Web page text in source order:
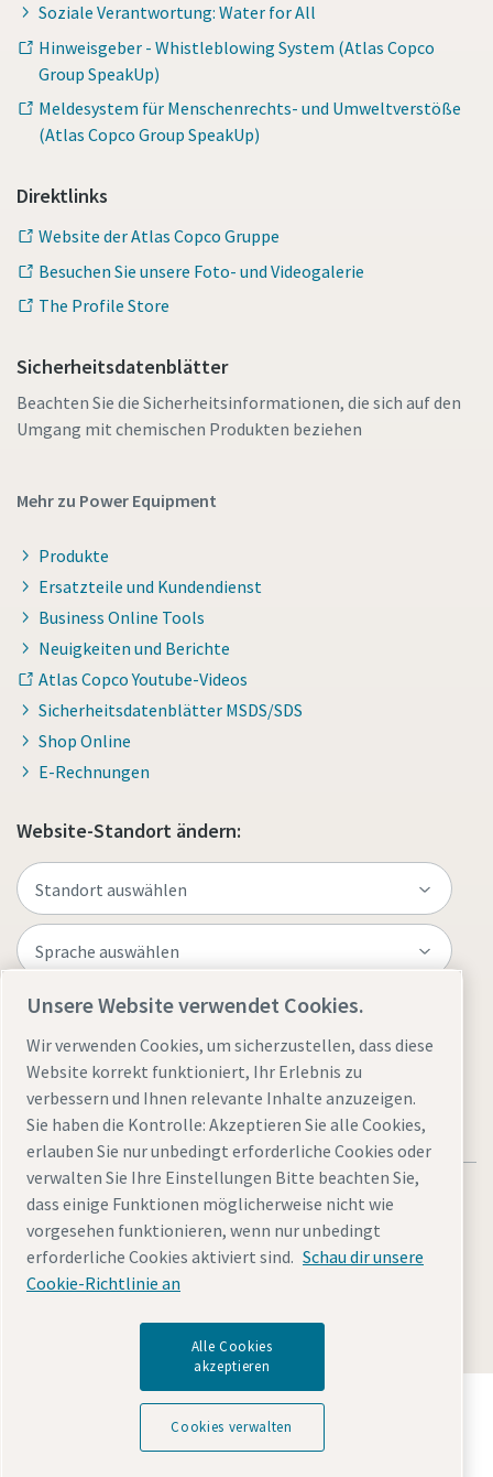
Soziale Verantwortung: Water for All
Hinweisgeber - Whistleblowing System (Atlas Copco
Group SpeakUp)
Meldesystem für Menschenrechts- und Umweltverstöße
(Atlas Copco Group SpeakUp)
Direktlinks
Website der Atlas Copco Gruppe
Besuchen Sie unsere Foto- und Videogalerie
The Profile Store
Sicherheitsdatenblätter
Beachten Sie die Sicherheitsinformationen, die sich auf den
Umgang mit chemischen Produkten beziehen
Mehr zu Power Equipment
Produkte
Ersatzteile und Kundendienst
Business Online Tools
Neuigkeiten und Berichte
Atlas Copco Youtube-Videos
Sicherheitsdatenblätter MSDS/SDS
Shop Online
E-Rechnungen
Website-Standort ändern:
Website besuchen
Rechtliche Hinweise und Datenschutzerklärung
© 2026 Atlas Copco
Entdecken Sie, wie die Atlas Copco Group
Technologien ermöglicht, die die Zukunft verändern.
Besuchen Sie die Website der Atlas Copco Group
Unsere Website verwendet Cookies.
Wir verwenden Cookies, um sicherzustellen, dass diese
Website korrekt funktioniert, Ihr Erlebnis zu
verbessern und Ihnen relevante Inhalte anzuzeigen.
Sie haben die Kontrolle: Akzeptieren Sie alle Cookies,
erlauben Sie nur unbedingt erforderliche Cookies oder
verwalten Sie Ihre Einstellungen Bitte beachten Sie,
dass einige Funktionen möglicherweise nicht wie
vorgesehen funktionieren, wenn nur unbedingt
erforderliche Cookies aktiviert sind. Schau dir unsere
Cookie-Richtlinie an
Alle Cookies
akzeptieren
Cookies verwalten